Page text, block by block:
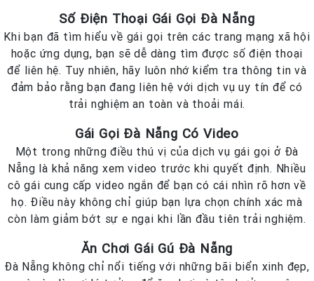
Số Điện Thoại Gái Gọi Đà Nẵng
Khi bạn đã tìm hiểu về gái gọi trên các trang mạng xã hội
hoặc ứng dụng, bạn sẽ dễ dàng tìm được số điện thoại
để liên hệ. Tuy nhiên, hãy luôn nhớ kiểm tra thông tin và
đảm bảo rằng bạn đang liên hệ với dịch vụ uy tín để có
trải nghiệm an toàn và thoải mái.
Gái Gọi Đà Nẵng Có Video
Một trong những điều thú vị của dịch vụ gái gọi ở Đà
Nẵng là khả năng xem video trước khi quyết định. Nhiều
cô gái cung cấp video ngắn để bạn có cái nhìn rõ hơn về
họ. Điều này không chỉ giúp bạn lựa chọn chính xác mà
còn làm giảm bớt sự e ngại khi lần đầu tiên trải nghiệm.
Ăn Chơi Gái Gú Đà Nẵng
Đà Nẵng không chỉ nổi tiếng với những bãi biển xinh đẹp,